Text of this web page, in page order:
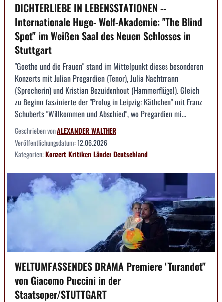
DICHTERLIEBE IN LEBENSSTATIONEN --
Internationale Hugo- Wolf-Akademie: "The Blind
Spot" im Weißen Saal des Neuen Schlosses in
Stuttgart
"Goethe und die Frauen" stand im Mittelpunkt dieses besonderen
Konzerts mit Julian Pregardien (Tenor), Julia Nachtmann
(Sprecherin) und Kristian Bezuidenhout (Hammerflügel). Gleich
zu Beginn faszinierte der "Prolog in Leipzig: Käthchen" mit Franz
Schuberts "Willkommen und Abschied", wo Pregardien mi...
Geschrieben vonALEXANDER WALTHER
Veröffentlichungsdatum:12.06.2026
Kategorien:KonzertKritikenLänderDeutschland
WELTUMFASSENDES DRAMA Premiere "Turandot"
von Giacomo Puccini in der
Staatsoper/STUTTGART